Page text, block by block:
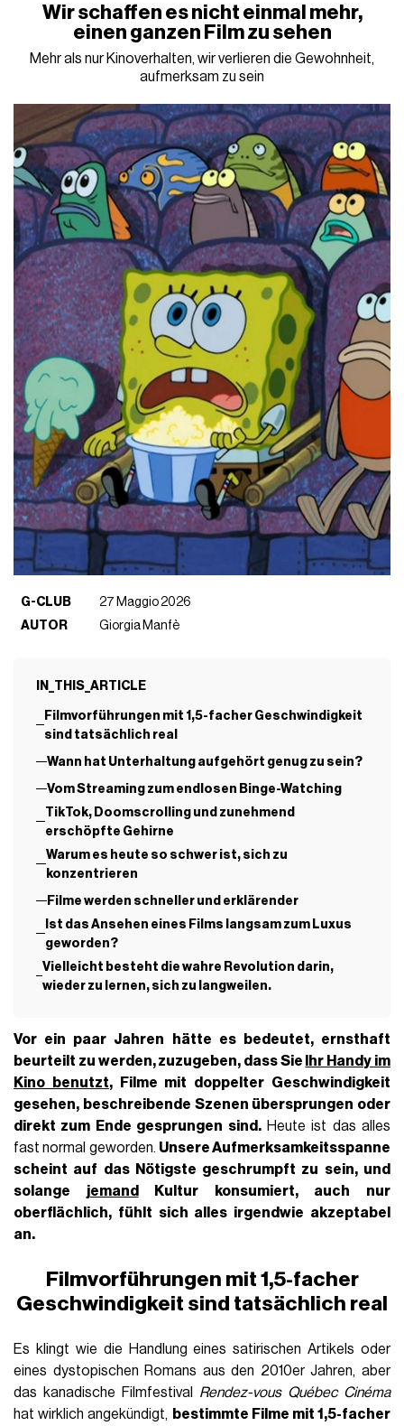
Wir schaffen es nicht einmal mehr,
einen ganzen Film zu sehen
Mehr als nur Kinoverhalten, wir verlieren die Gewohnheit,
aufmerksam zu sein
G-CLUB
27 Maggio 2026
AUTOR
Giorgia Manfè
IN_THIS_ARTICLE
Filmvorführungen mit 1,5-facher Geschwindigkeit
sind tatsächlich real
Wann hat Unterhaltung aufgehört genug zu sein?
Vom Streaming zum endlosen Binge-Watching
TikTok, Doomscrolling und zunehmend
erschöpfte Gehirne
Warum es heute so schwer ist, sich zu
konzentrieren
Filme werden schneller und erklärender
Ist das Ansehen eines Films langsam zum Luxus
geworden?
Vielleicht besteht die wahre Revolution darin,
wieder zu lernen, sich zu langweilen.
Vor ein paar Jahren hätte es bedeutet, ernsthaft
beurteilt zu werden, zuzugeben, dass Sie
Ihr Handy im
Kino benutzt, Filme mit doppelter Geschwindigkeit
gesehen, beschreibende Szenen übersprungen oder
direkt zum Ende gesprungen sind.Heute ist das alles
fast normal geworden. Unsere Aufmerksamkeitsspanne
scheint auf das Nötigste geschrumpft zu sein, und
solange jemand
Kultur konsumiert, auch nur
oberflächlich, fühlt sich alles irgendwie akzeptabel
an.
Filmvorführungen mit 1,5-facher
Geschwindigkeit sind tatsächlich real
Es klingt wie die Handlung eines satirischen Artikels oder
eines dystopischen Romans aus den 2010er Jahren, aber
das kanadische Filmfestival Rendez-vous Québec Cinéma
hat wirklich angekündigt, bestimmte Filme mit 1,5-facher